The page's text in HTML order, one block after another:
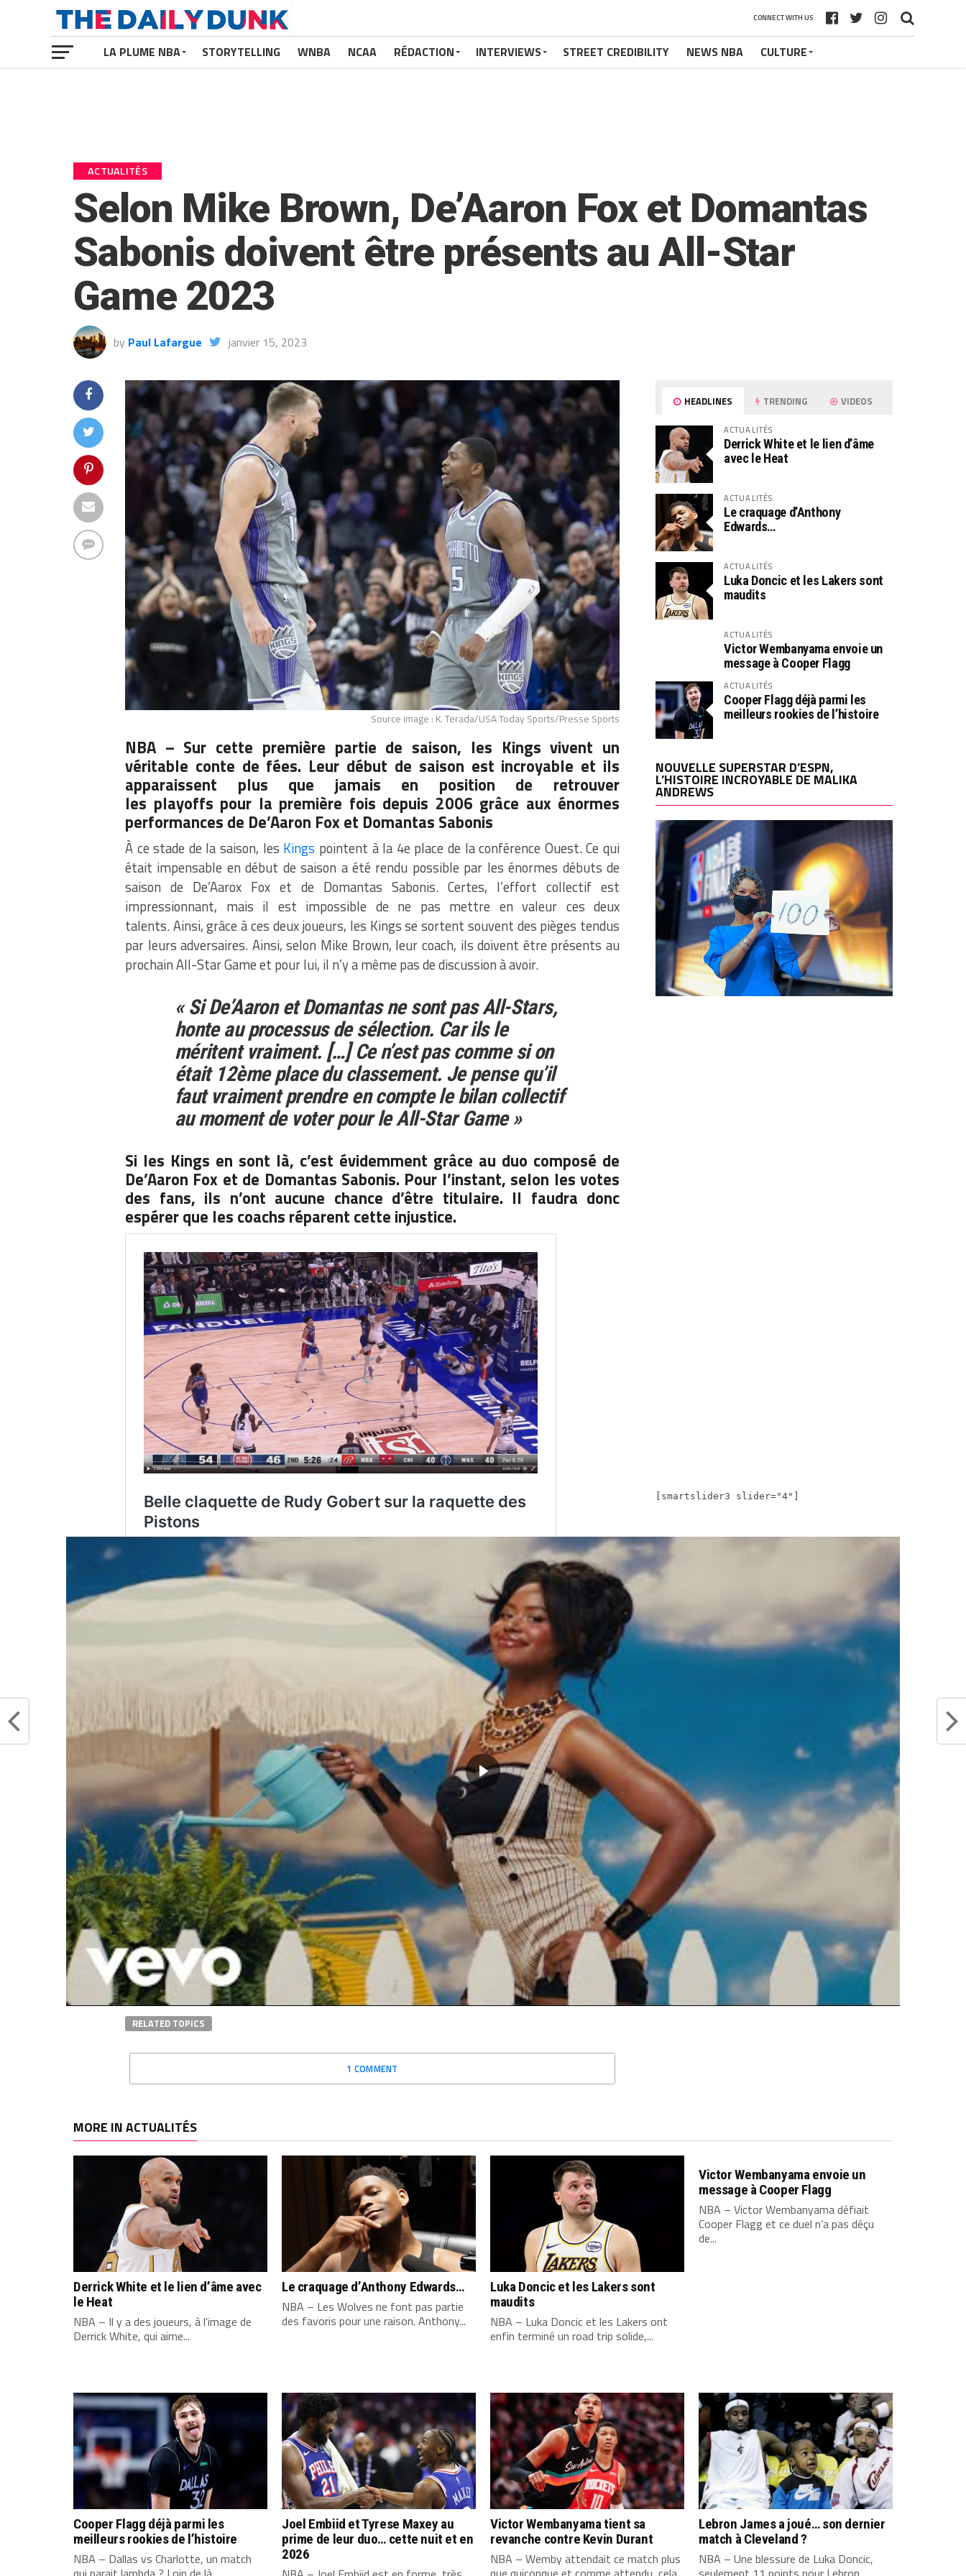
CONNECT WITH US
LA PLUME NBA STORYTELLING WNBA NCAA RÉDACTION INTERVIEWS STREET CREDIBILITY NEWS NBA CULTURE
ACTUALITÉS
Selon Mike Brown, De’Aaron Fox et Domantas
Sabonis doivent être présents au All-Star
Game 2023
by Paul Lafargue janvier 15, 2023
Source image : K. Terada/USA Today Sports/Presse Sports
NBA – Sur cette première partie de saison, les Kings vivent un
véritable conte de fées. Leur début de saison est incroyable et ils
apparaissent plus que jamais en position de retrouver
les playoffs pour la première fois depuis 2006 grâce aux énormes
performances de De’Aaron Fox et Domantas Sabonis
À ce stade de la saison, les Kings pointent à la 4e place de la conférence Ouest.Ce qui
était impensable en début de saison a été rendu possible par les énormes débuts de
saison de De’Aarox Fox et de Domantas Sabonis. Certes, l’effort collectif est
impressionnant, mais il est impossible de ne pas mettre en valeur ces deux
talents.Ainsi, grâce à ces deux joueurs, les Kings se sortent souvent des pièges tendus
par leurs adversaires. Ainsi, selon Mike Brown, leur coach, ils doivent être présents au
prochainAll-StarGameet pour lui, il n’y a même pas de discussion à avoir.
« Si De’Aaron et Domantas ne sont pas All-Stars,
honte au processus de sélection. Car ils le
méritent vraiment. […] Ce n’est pas comme si on
était 12ème place du classement. Je pense qu’il
faut vraiment prendre en compte le bilan collectif
au moment de voter pour le All-Star Game »
Si les Kings en sont là, c’est évidemment grâce au duo composé de
De’Aaron Fox et de Domantas Sabonis. Pour l’instant, selon les votes
des fans, ils n’ont aucune chance d’être titulaire. Il faudra donc
espérer que les coachs réparent cette injustice.
Partager :
Articles similaires
Les Kings ne font qu’une bouchée
des Rockets avec un Domantas
Sabonis en triple double
janvier 23, 2023
Dans "Actualités"
Les Kings de Domantas Sabonis
ont-ils un bel avenir ?
mars 20, 2022
Dans "Actualités"
Domantas Sabonis renégocie son
contrat…
juillet 2, 2023
Dans "Actualités"
RELATED TOPICS
1 COMMENT
HEADLINES TRENDING VIDEOS
ACTUALITÉS
Derrick White et le lien d’âme
avec le Heat
ACTUALITÉS
Le craquage d’Anthony
Edwards…
ACTUALITÉS
Luka Doncic et les Lakers sont
maudits
ACTUALITÉS
Victor Wembanyama envoie un
message à Cooper Flagg
ACTUALITÉS
Cooper Flagg déjà parmi les
meilleurs rookies de l’histoire
NOUVELLE SUPERSTAR D’ESPN,
L’HISTOIRE INCROYABLE DE MALIKA
ANDREWS
[smartslider3 slider="4"]
MORE IN ACTUALITÉS
Derrick White et le lien d’âme avec
le Heat
NBA – Il y a des joueurs, à l’image de
Derrick White, qui aime...
Le craquage d’Anthony Edwards…
NBA – Les Wolves ne font pas partie
des favoris pour une raison. Anthony...
Luka Doncic et les Lakers sont
maudits
NBA – Luka Doncic et les Lakers ont
enfin terminé un road trip solide,...
Victor Wembanyama envoie un
message à Cooper Flagg
NBA – Victor Wembanyama défiait
Cooper Flagg et ce duel n’a pas déçu
de...
Cooper Flagg déjà parmi les
meilleurs rookies de l’histoire
NBA – Dallas vs Charlotte, un match
Joel Embiid et Tyrese Maxey au
prime de leur duo… cette nuit et en
2026
Victor Wembanyama tient sa
revanche contre Kevin Durant
NBA – Wemby attendait ce match plus
Lebron James a joué… son dernier
match à Cleveland ?
NBA – Une blessure de Luka Doncic,